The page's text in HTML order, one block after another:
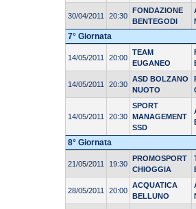
30/04/2011 20:30
FONDAZIONE
BENTEGODI
7° Giornata
14/05/2011 20:00
TEAM
EUGANEO
14/05/2011 20:30
ASD BOLZANO
NUOTO
14/05/2011 20:30
SPORT
MANAGEMENT
SSD
8° Giornata
21/05/2011 19:30
PROMOSPORT
CHIOGGIA
28/05/2011 20:00
ACQUATICA
BELLUNO